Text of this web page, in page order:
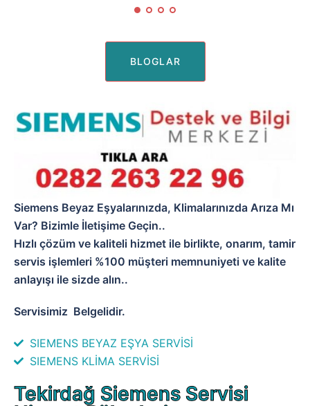
BLOGLAR
Siemens Beyaz Eşyalarınızda, Klimalarınızda Arıza Mı
Var? Bizimle İletişime Geçin..
Hızlı çözüm ve kaliteli hizmet ile birlikte, onarım, tamir
servis işlemleri %100 müşteri memnuniyeti ve kalite
anlayışı ile sizde alın..
Servisimiz Belgelidir.
SIEMENS BEYAZ EŞYA SERVİSİ
SIEMENS KLİMA SERVİSİ
Tekirdağ Siemens Servisi